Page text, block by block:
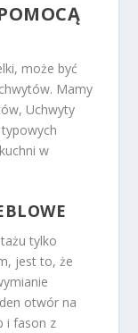
może być
Mamy
Uchwyty
w
tylko
jest to, że
otwór na
i fason z